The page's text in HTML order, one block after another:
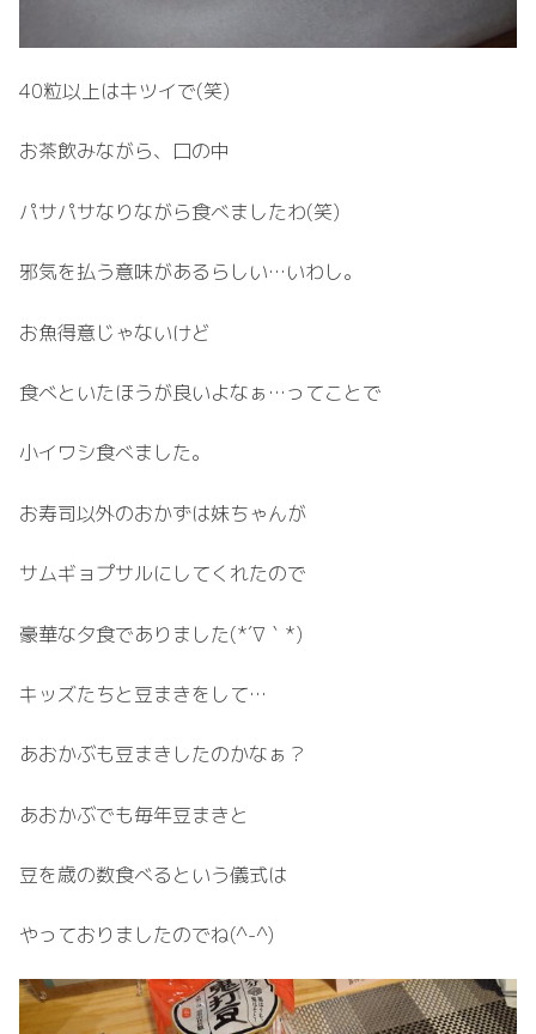
40粒以上はキツイで(笑)
お茶飲みながら、口の中
パサパサなりながら食べましたわ(笑)
邪気を払う意味があるらしい…いわし。
お魚得意じゃないけど
食べといたほうが良いよなぁ…ってことで
小イワシ食べました。
お寿司以外のおかずは妹ちゃんが
サムギョプサルにしてくれたので
豪華な夕食でありました(*´∇｀*)
キッズたちと豆まきをして…
あおかぶも豆まきしたのかなぁ？
あおかぶでも毎年豆まきと
豆を歳の数食べるという儀式は
やっておりましたのでね(^-^)